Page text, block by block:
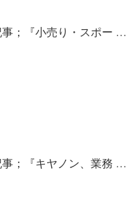
；『小売り・スポー …
；『キヤノン、業務 …